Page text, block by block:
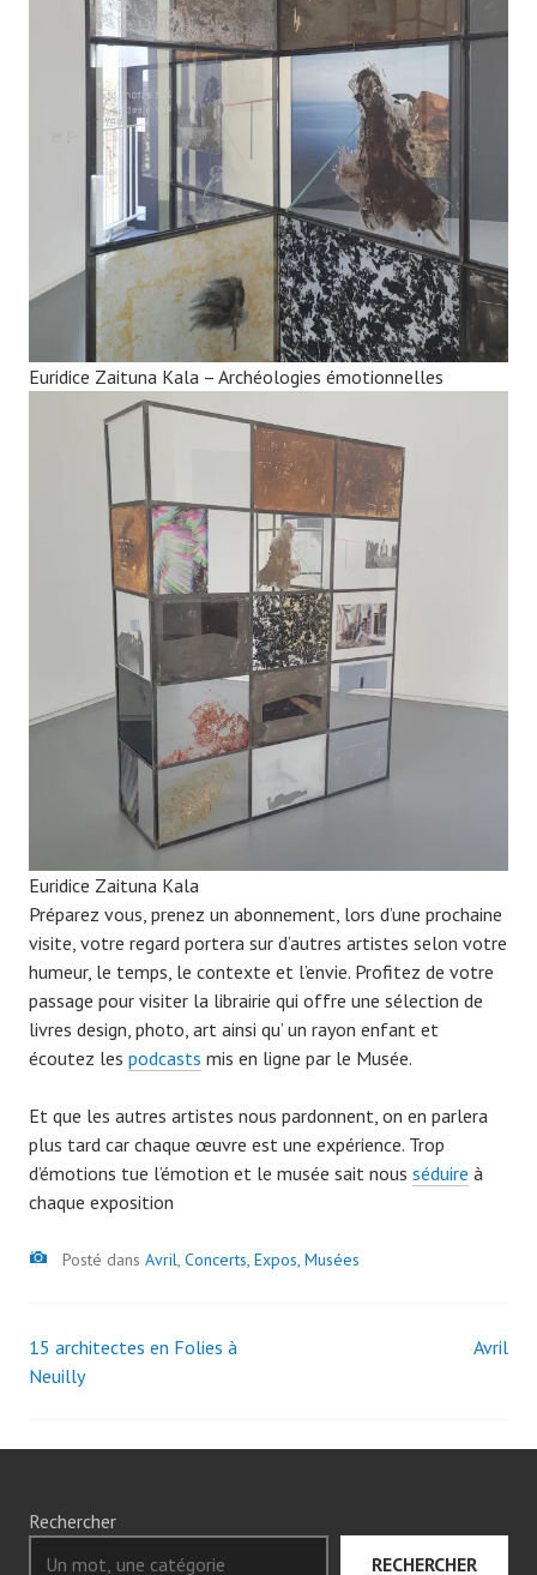
Euridice Zaituna Kala – Archéologies émotionnelles
Euridice Zaituna Kala
Préparez vous, prenez un abonnement, lors d’une prochaine
visite, votre regard portera sur d’autres artistes selon votre
humeur, le temps, le contexte et l’envie. Profitez de votre
passage pour visiter la librairie qui offre une sélection de
livres design, photo, art ainsi qu’ un rayon enfant et
écoutez les podcasts mis en ligne par le Musée.
Et que les autres artistes nous pardonnent, on en parlera
plus tard car chaque œuvre est une expérience. Trop
d’émotions tue l’émotion et le musée sait nous séduire à
chaque exposition
Image
Posté dans Avril, Concerts, Expos, Musées
Navigation
15 architectes en Folies à
Neuilly
Avril
Rechercher
RECHERCHER